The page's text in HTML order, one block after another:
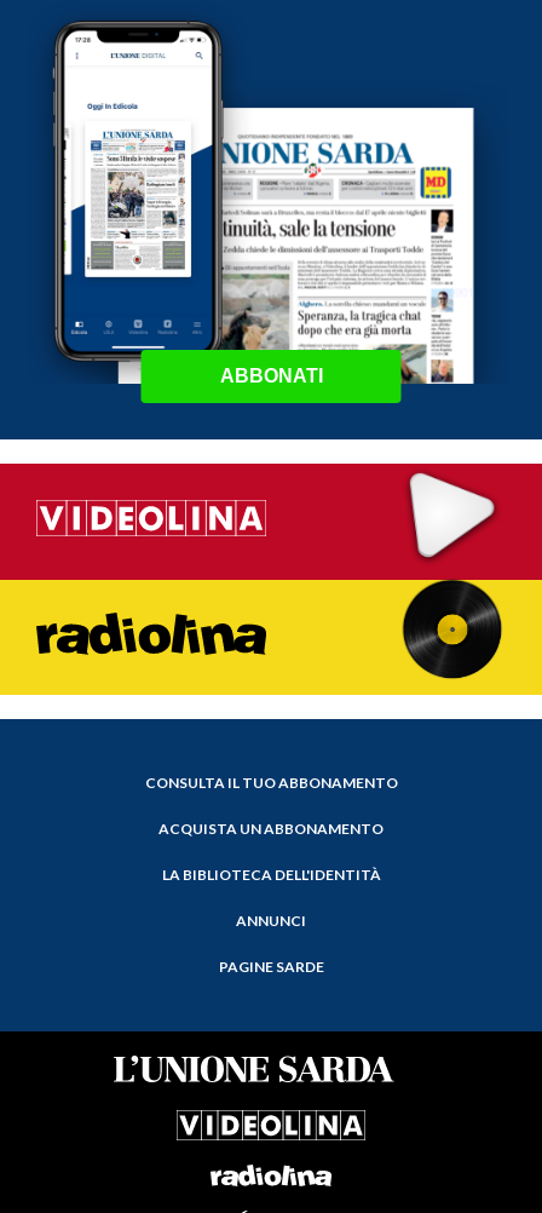
ABBONATI
CONSULTA IL TUO ABBONAMENTO
ACQUISTA UN ABBONAMENTO
LA BIBLIOTECA DELL'IDENTITÀ
ANNUNCI
PAGINE SARDE